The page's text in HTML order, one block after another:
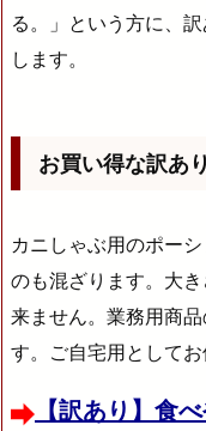
る。」という方に、
します。
お買い得な訳あ
カニしゃぶ用のポー
のも混ざります。大
来ません。業務用商
す。ご自宅用としてお
【訳あり】食